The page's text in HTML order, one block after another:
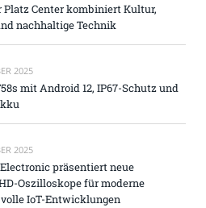
Platz Center kombiniert Kultur,
nachhaltige Technik
2025
mit Android 12, IP67-Schutz und
2025
präsentiert neue
Oszilloskope für moderne
IoT-Entwicklungen